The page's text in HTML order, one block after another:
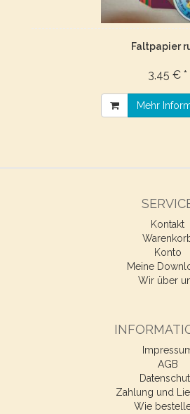
Faltpapier
3,45 € *
Mehr
Kontakt
Konto
Meine
Wir über
AGB
Zahlung und
Wie